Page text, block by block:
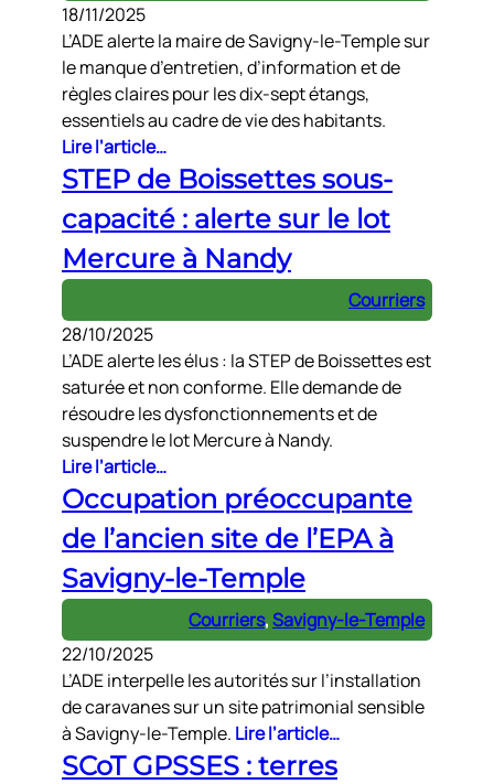
18/11/2025
L’ADE alerte la maire de Savigny-le-Temple sur
le manque d’entretien, d’information et de
règles claires pour les dix-sept étangs,
essentiels au cadre de vie des habitants.
Lire l’article…
STEP de Boissettes sous-
capacité : alerte sur le lot
Mercure à Nandy
Courriers
28/10/2025
L’ADE alerte les élus : la STEP de Boissettes est
saturée et non conforme. Elle demande de
résoudre les dysfonctionnements et de
suspendre le lot Mercure à Nandy.
Lire l’article…
Occupation préoccupante
de l’ancien site de l’EPA à
Savigny-le-Temple
Courriers, Savigny-le-Temple
22/10/2025
L’ADE interpelle les autorités sur l’installation
de caravanes sur un site patrimonial sensible
à Savigny-le-Temple. Lire l’article…
SCoT GPSSES : terres